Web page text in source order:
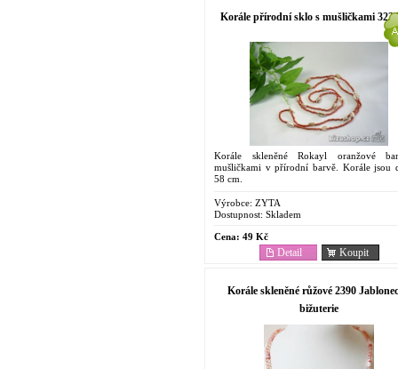
Korále přírodní sklo s mušličkami
Korále skleněné Rokayl oranžové
mušličkami v přírodní barvě. Korále jsou
58 cm.
Výrobce: ZYTA
Dostupnost: Skladem
Cena: 49 Kč
Koupit
Detail
Korále skleněné růžové 2390
bižuterie